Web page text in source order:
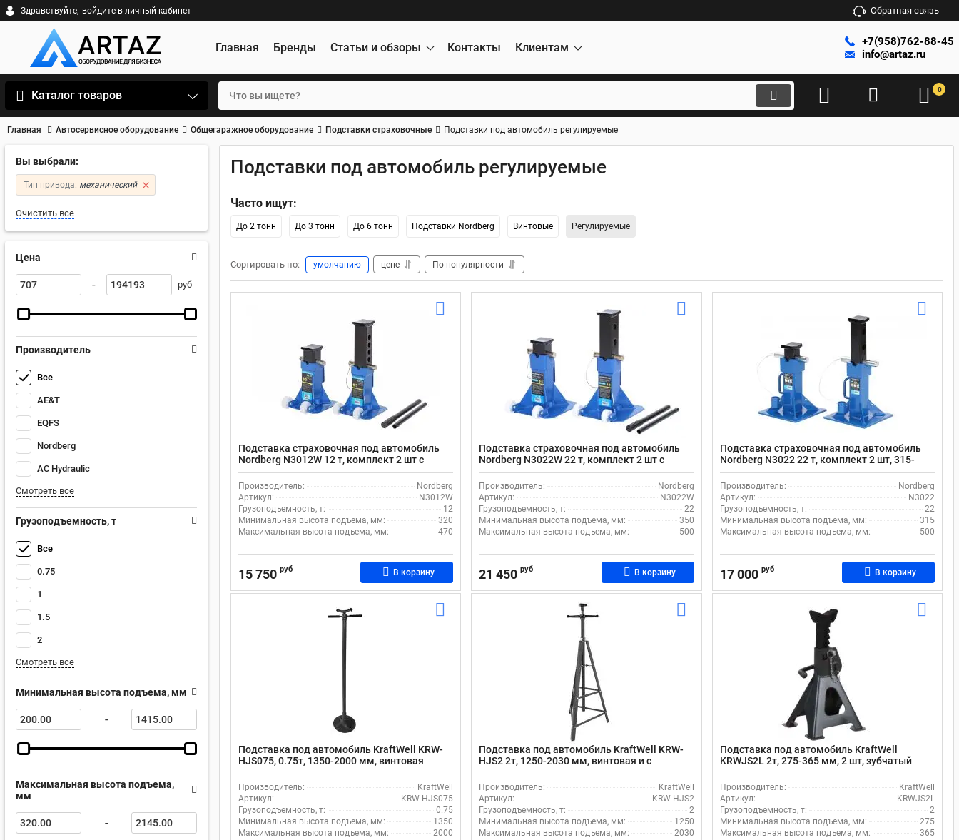
Здравствуйте, войдите в личный кабинет Обратная связь
Главная Бренды Статьи и обзоры Контакты Клиентам
+7(958)762-88-45
info@artaz.ru
Каталог товаров 0
Главная Автосервисное оборудование Общегаражное оборудование Подставки страховочные Подставки под автомобиль регулируемые
Вы выбрали:
Тип привода: механический
Очистить все
Цена
- руб
Производитель
Все
AE&T
EQFS
Nordberg
AC Hydraulic
Смотреть все
Грузоподъемность, т
Все
0.75
1
1.5
2
Смотреть все
Минимальная высота подъема, мм
-
Максимальная высота подъема,
мм
-
Подставки под автомобиль регулируемые
Часто ищут:
До 2 тонн До 3 тонн До 6 тонн Подставки Nordberg Винтовые Регулируемые
Сортировать по: умолчанию цене По популярности
Подставка страховочная под автомобиль
Nordberg N3012W 12 т, комплект 2 шт c
колесами, фиксация при помощи пальца
Производитель:
Nordberg
Артикул:
N3012W
Грузоподъемность, т:
12
Минимальная высота подъема, мм:
320
Максимальная высота подъема, мм:
470
15 750 руб В корзину
Подставка страховочная под автомобиль
Nordberg N3022W 22 т, комплект 2 шт c
колесами, фиксация при помощи пальца
Производитель:
Nordberg
Артикул:
N3022W
Грузоподъемность, т:
22
Минимальная высота подъема, мм:
350
Максимальная высота подъема, мм:
500
21 450 руб В корзину
Подставка страховочная под автомобиль
Nordberg N3022 22 т, комплект 2 шт, 315-
500мм фиксация при помощи пальца
Производитель:
Nordberg
Артикул:
N3022
Грузоподъемность, т:
22
Минимальная высота подъема, мм:
315
Максимальная высота подъема, мм:
500
17 000 руб В корзину
Подставка под автомобиль KraftWell KRW-
HJS075, 0.75т, 1350-2000 мм, винтовая
Производитель:
KraftWell
Артикул:
KRW-HJS075
Грузоподъемность, т:
0.75
Минимальная высота подъема, мм:
1350
Максимальная высота подъема, мм:
2000
Подставка под автомобиль KraftWell KRW-
HJS2 2т, 1250-2030 мм, винтовая и с
фиксацией при помощи пальца
Производитель:
KraftWell
Артикул:
KRW-HJS2
Грузоподъемность, т:
2
Минимальная высота подъема, мм:
1250
Максимальная высота подъема, мм:
2030
Подставка под автомобиль KraftWell
KRWJS2L 2т, 275-365 мм, 2 шт, зубчатый
механизм фиксации
Производитель:
KraftWell
Артикул:
KRWJS2L
Грузоподъемность, т:
2
Минимальная высота подъема, мм:
275
Максимальная высота подъема, мм:
365